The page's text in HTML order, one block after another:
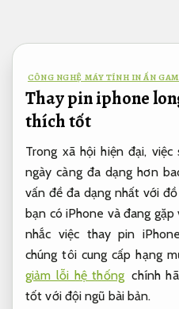
nội
CÔNG NGHỆ MÁY TÍNH IN ẤN
Thay pin iphone
thích tốt
Trong xã hội hiện đại,
ngày càng đa dạng hơn
vấn đề đa dạng nhất với
bạn có iPhone và đang
nhắc việc thay pin
chúng tôi cung cấp hạng
giảm lỗi hệ thống chính
tốt với đội ngũ bài bản.